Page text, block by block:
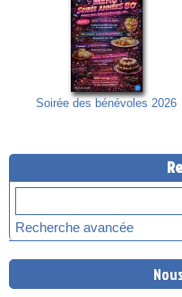
Soirée des bénévoles 2026
Recherche avancée